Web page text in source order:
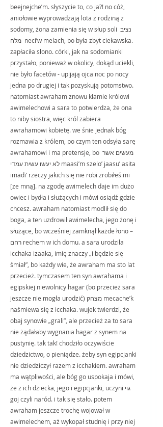
beejnejche’m. słyszycie to, co ja?! no cóż,
aniołowie wyprowadzają lota z rodziną z
sodomy, żona zamienia się w słup soli נציב
מלח  neci’w melach, bo była zbyt ciekawska.
zapłaciła słono. córki, jak na sodomianki
przystało, ponieważ w okolicy, dokąd uciekli,
nie było facetów - upijają ojca noc po nocy
jedna po drugiej i tak pozyskują potomstwo.
natomiast awraham znowu kłamie królowi
awimelechowi a sara to potwierdza, że ona
to niby siostra, więc król zabiera
awrahamowi kobietę. we śnie jednak bóg
rozmawia z królem, po czym ten odsyła sarę
awrahamowi i ma pretensje, bo מעשים אשר
לא יעשו עשית עמדי maasi’m szelo’ jaasu’ asita
imadi’ rzeczy jakich się nie robi zrobiłeś mi
[ze mną]. na zgodę awimelech daje im dużo
owiec i bydła i służących i mówi osiądź gdzie
chcesz. awraham natomiast modlił się do
boga, a ten uzdrowił awimelecha, jego żonę i
służące, bo wcześniej zamknął każde łono –
רחם rechem w ich domu. a sara urodziła
icchaka izaaka, imię znaczy „i będzie się
śmiał”, bo każdy wie, że awraham ma sto lat
przecież. tymczasem ten syn awrahama i
egipskiej niewolnicy hagar (bo przecież sara
jeszcze nie mogła urodzić) מצחק mecache’k
naśmiewa się z icchaka. wujek twierdzi, że
obaj synowie „grali”, ale przecież za to sara
nie żądałaby wygnania hagar z synem na
pustynię. tak tak! chodziło oczywiście
dziedzictwo, o pieniądze. żeby syn egipcjanki
nie dziedziczył razem z icchakiem. awraham
ma wątpliwości, ale bóg go uspokaja i mówi,
że z ich dziecka, jego i egipcjanki, uczyni גוי
goj czyli naród. i tak się stało. potem
awraham jeszcze trochę wojował w
awimelechem, aż wykopał studnię i przy niej